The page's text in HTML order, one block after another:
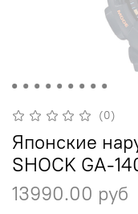
(0)
Японские
SHOCK GA-
13990.00 руб